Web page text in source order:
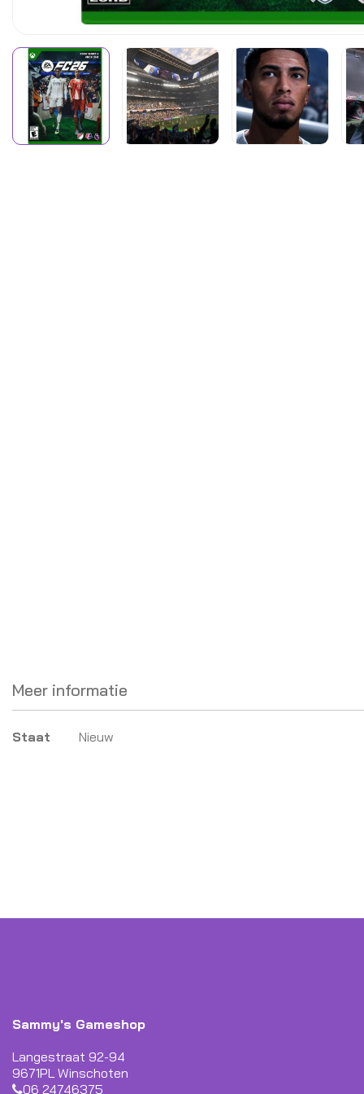
Meer informatie
Meer
Staat Nieuw
Sammy's Gameshop
Langestraat 92-94
9671PL Winschoten
06 24746375